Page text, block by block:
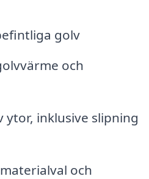
golv
och
ytor, inklusive slipning
och